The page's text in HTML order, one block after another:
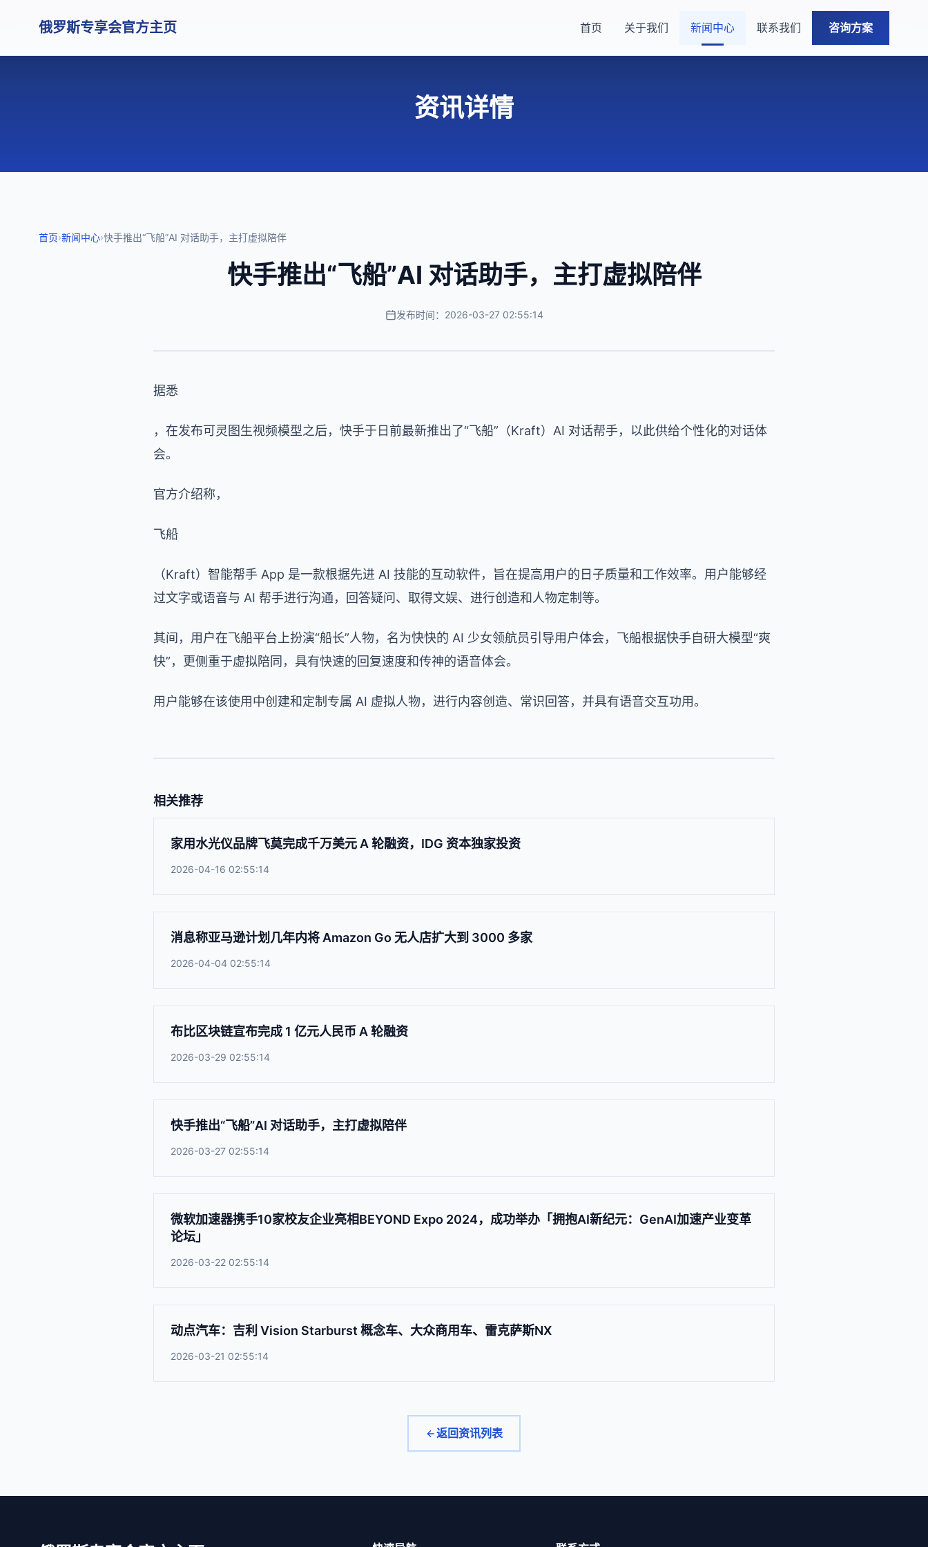
俄罗斯专享会官方主页 首页 关于我们 新闻中心 联系我们 咨询方案
资讯详情
首页›新闻中心›快手推出“飞船”AI 对话助手，主打虚拟陪伴
快手推出“飞船”AI 对话助手，主打虚拟陪伴
发布时间：2026-03-27 02:55:14
据悉
，在发布可灵图生视频模型之后，快手于日前最新推出了“飞船”（Kraft）AI 对话帮手，以此供给个性化的对话体
会。
官方介绍称，
飞船
（Kraft）智能帮手 App 是一款根据先进 AI 技能的互动软件，旨在提高用户的日子质量和工作效率。用户能够经
过文字或语音与 AI 帮手进行沟通，回答疑问、取得文娱、进行创造和人物定制等。
其间，用户在飞船平台上扮演“船长”人物，名为快快的 AI 少女领航员引导用户体会，飞船根据快手自研大模型“爽
快”，更侧重于虚拟陪同，具有快速的回复速度和传神的语音体会。
用户能够在该使用中创建和定制专属 AI 虚拟人物，进行内容创造、常识回答，并具有语音交互功用。
相关推荐
家用水光仪品牌飞莫完成千万美元 A 轮融资，IDG 资本独家投资
2026-04-16 02:55:14
消息称亚马逊计划几年内将 Amazon Go 无人店扩大到 3000 多家
2026-04-04 02:55:14
布比区块链宣布完成 1 亿元人民币 A 轮融资
2026-03-29 02:55:14
快手推出“飞船”AI 对话助手，主打虚拟陪伴
2026-03-27 02:55:14
微软加速器携手10家校友企业亮相BEYOND Expo 2024，成功举办「拥抱AI新纪元：GenAI加速产业变革
论坛」
2026-03-22 02:55:14
动点汽车：吉利 Vision Starburst 概念车、大众商用车、雷克萨斯NX
2026-03-21 02:55:14
返回资讯列表